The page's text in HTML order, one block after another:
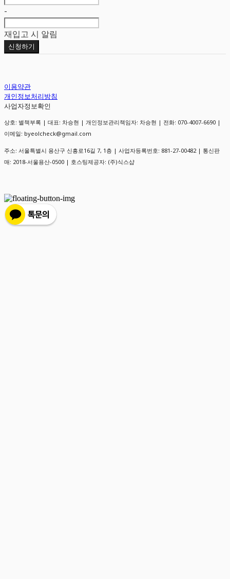
-
재입고 시 알림
신청하기
이용약관
개인정보처리방침
사업자정보확인
상호: 별책부록 | 대표: 차승현 | 개인정보관리책임자: 차승현 | 전화: 070-4007-6690 |
이메일: byeolcheck@gmail.com
주소: 서울특별시 용산구 신흥로16길 7, 1층 | 사업자등록번호: 881-27-00482 | 통신판
매: 2018-서울용산-0500 | 호스팅제공자: (주)식스샵